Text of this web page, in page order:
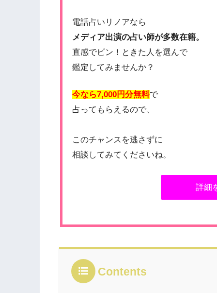
電話占いリノアなら
メディア出演の占い師が多数在籍。
直感でピン！ときた人を選んで
鑑定してみませんか？
今なら7,000円分無料で
占ってもらえるので、
このチャンスを逃さずに
相談してみてくださいね。
詳細
Contents